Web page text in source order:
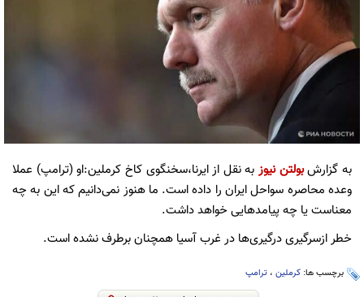
به گزارشبولتن نیوزبه نقل از ایرنا،سخنگوی کاخ کرملین:او (ترامپ) عملا
وعده محاصره سواحل ایران را داده است. ما هنوز نمی‌دانیم که این به چه
معناست یا چه پیامدهایی خواهد داشت.
خطر ازسرگیری درگیری‌ها در غرب آسیا همچنان برطرف نشده است.
برچسب ها: کرملین ، ترامپ